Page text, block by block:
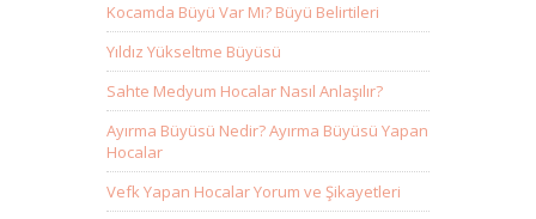
Kocamda Büyü Var Mı? Büyü Belirtileri
Yıldız Yükseltme Büyüsü
Sahte Medyum Hocalar Nasıl Anlaşılır?
Ayırma Büyüsü Nedir? Ayırma Büyüsü Yapan
Hocalar
Vefk Yapan Hocalar Yorum ve Şikayetleri